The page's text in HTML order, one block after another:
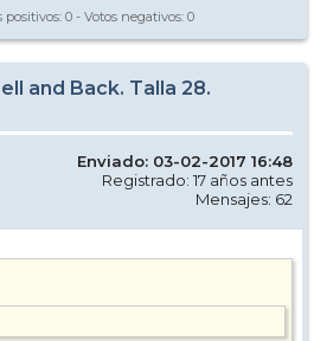
positivos: 0 - Votos negativos: 0
and Back. Talla 28.
Enviado: 03-02-2017 16:48
Registrado: 17 años antes
Mensajes: 62